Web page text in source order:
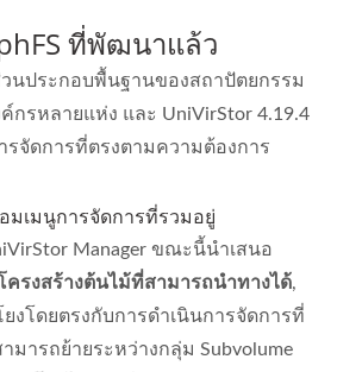
ที่พัฒนาแล้ว
วนประกอบพื้นฐานของสถาปัตยกรรม
กรหลายแห่ง และ UniVirStor 4.19.4
รจัดการที่ตรงตามความต้องการ
เมนูการจัดการที่รวมอยู่
Manager ขณะนี้นำเสนอ
โครงสร้างต้นไม้ที่สามารถนำทางได้,
งโดยตรงกับการดำเนินการจัดการที่
มารถย้ายระหว่างกลุ่ม Subvolume